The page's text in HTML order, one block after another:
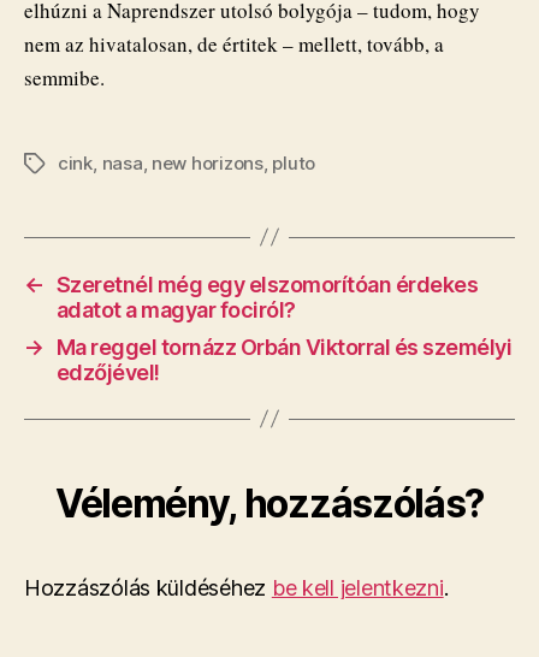
elhúzni a Naprendszer utolsó bolygója – tudom, hogy
nem az hivatalosan, de értitek – mellett, tovább, a
semmibe.
Címkék
cink, nasa, new horizons, pluto
← Szeretnél még egy elszomorítóan érdekes
adatot a magyar fociról?
→
Ma reggel tornázz Orbán Viktorral és személyi
edzőjével!
Vélemény, hozzászólás?
Hozzászólás küldéséhez be kell jelentkezni.